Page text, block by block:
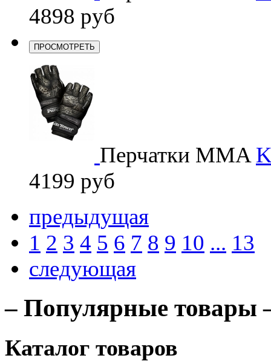
4898 руб
ПРОСМОТРЕТЬ
Перчатки MMA
4199 руб
предыдущая
1 2 3 4 5 6 7 8 9 10 ... 13
следующая
– Популярные товары
Каталог товаров